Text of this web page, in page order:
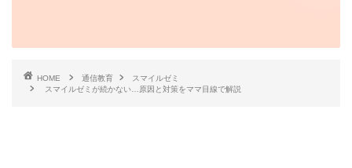
HOME 通信教育
スマイルゼミ
スマイルゼミが続かない…原因と対策をママ目線で解説